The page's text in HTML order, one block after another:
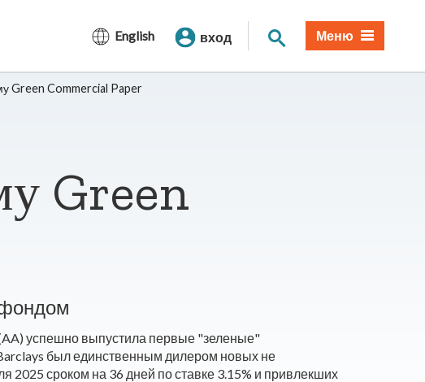
English вход Поиск по сайту
Меню
Green Commercial Paper
Green
успешно выпустила первые "зеленые"
был единственным дилером новых не
сроком на 36 дней по ставке 3.15% и привлекших